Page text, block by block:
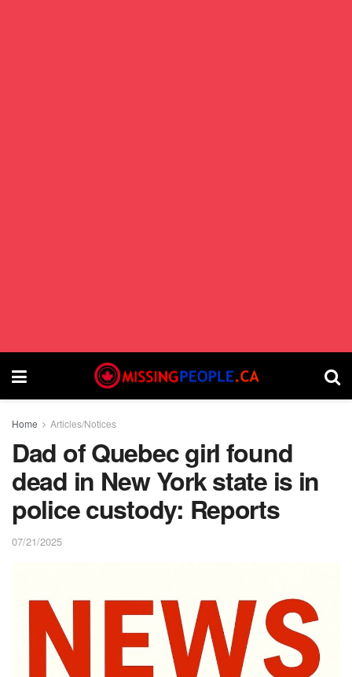
Home Articles/Notices
Dad of Quebec girl found
dead in New York state is in
police custody: Reports
07/21/2025